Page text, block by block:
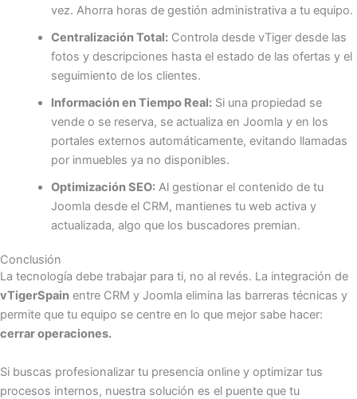
vez. Ahorra horas de gestión administrativa a tu equipo.
Centralización Total:Controla desde vTiger desde las
fotos y descripciones hasta el estado de las ofertas y el
seguimiento de los clientes.
Información en Tiempo Real:Si una propiedad se
vende o se reserva, se actualiza en Joomla y en los
portales externos automáticamente, evitando llamadas
por inmuebles ya no disponibles.
Optimización SEO:Al gestionar el contenido de tu
Joomla desde el CRM, mantienes tu web activa y
actualizada, algo que los buscadores premian.
Conclusión
La tecnología debe trabajar para ti, no al revés. La integración de
vTigerSpain entre CRM y Joomla elimina las barreras técnicas y
permite que tu equipo se centre en lo que mejor sabe hacer:
cerrar operaciones.
Si buscas profesionalizar tu presencia online y optimizar tus
procesos internos, nuestra solución es el puente que tu